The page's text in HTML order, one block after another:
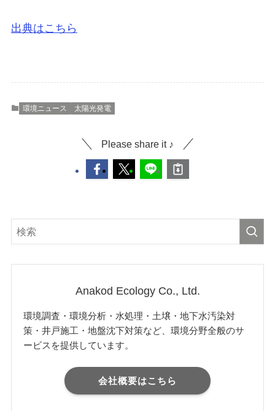
出典はこちら
環境ニュース 太陽光発電
Please share it ♪
Anakod Ecology Co., Ltd.
環境調査・環境分析・水処理・土壌・地下水汚染対
策・井戸施工・地盤沈下対策など、環境分野全般のサ
ービスを提供しています。
会社概要はこちら